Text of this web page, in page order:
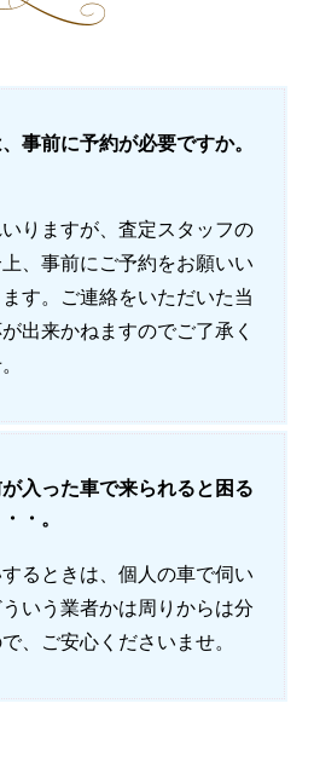
ス
合わせ
で問い合わせる
事前に予約が必要ですか。
りますが、査定スタッフの
、事前にご予約をお願いい
す。ご連絡をいただいた当
出来かねますのでご了承く
入った車で来られると困る
・。
るときは、個人の車で伺い
いう業者かは周りからは分
、ご安心くださいませ。